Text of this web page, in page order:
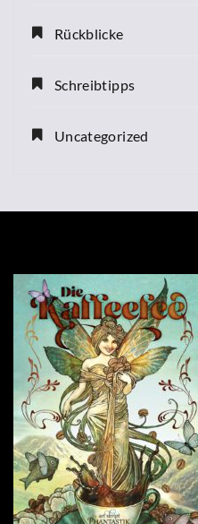
Rückblicke
Schreibtipps
Uncategorized